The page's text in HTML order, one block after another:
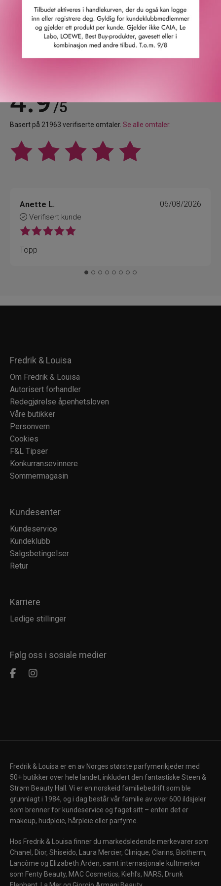
Leverandørs artikkelnummer: 1120050
Våre kunder om oss
4.9/5
Basert på 21963 verifiserte omtaler. Se alle omtaler.
Anette L.
Verifisert kunde
06/08/2026
Topp
Fredrik & Louisa
Om Fredrik & Louisa
Autorisert forhandler
Redegjørelse åpenhetsloven
Våre butikker
Personvern
Cookies
F&L Tipser
Konkurransevinnere
Sommermagasin
Kundesenter
Kundeservice
Kundeklubb
Salgsbetingelser
Retur
Karriere
Ledige stillinger
Følg oss i sosiale medier
Fredrik & Louisa er en av Norges største parfymerikjeder med
50+ butikker over hele landet, inkludert den fantastiske Steen &
Strøm Beauty Hall. Vi er en norskeid familiebedrift som ble
grunnlagt i 1984, og i dag består vår familie av over 600 ildsjeler
som brenner for kundeservice og faget sitt – enten det er
makeup, hudpleie, hårpleie eller parfyme.
Hos Fredrik & Louisa finner du markedsledende merkevarer som
Chanel, Dior, Shiseido, Laura Mercier, Clinique, Clarins, Biotherm,
Lancôme og Elizabeth Arden, samt internasjonale kultmerker
som Fenty Beauty, MAC Cosmetics, Kiehl's, NARS, Drunk